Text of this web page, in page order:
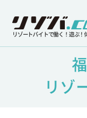
リゾートバイトで働く！遊ぶ！
リゾ